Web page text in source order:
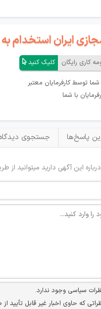
ایران استخدام
کاری رایگان کلیک کنید
توسط کارفرمایان معتبر
با شما
پاسخ‌ها جستجوی دیدگاه
این آگهی دارید میتوانید
سیاسی وجود ندارد.
که حاوی اخبار غیر قابل تأیید